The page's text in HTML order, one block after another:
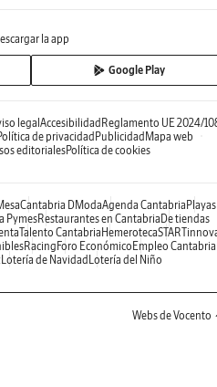
la app
Google Play
legalAccesibilidadReglamento UE 2024/
de privacidadPublicidadMapa web
editorialesPolítica de cookies
Cantabria DModaAgenda CantabriaPlayas
PymesRestaurantes en CantabriaDe tiendas
Talento CantabriaHemeroteca
RacingForo EconómicoEmpleo Cantabria
Lotería de NavidadLotería del Niño
Webs de Vocento